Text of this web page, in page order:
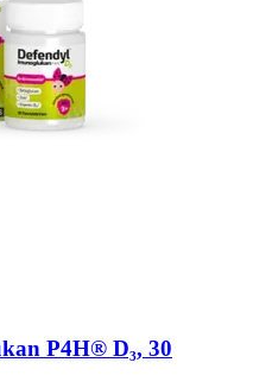
P4H® D₃, 30